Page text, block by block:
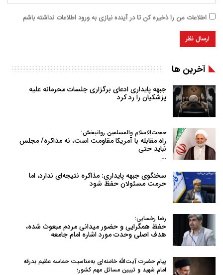
اطلاعات من را ذخیره کن تا در آینده نیازی به ورود اطلاعات نداشته باشم
آخرین ها
جبهه پایداری ادعای برگزاری جلسات محرمانه علیه
پزشکیان را رد کرد
حجت‌الاسلام والمسلمین روانبخش:
راه مقابله با آمریکا مقاومت است، نه مذاکره/ مجلس
نباید حتی
…
سخنگوی جبهه پایداری: مذاکره نتیجه‌ای ندارد، اما
حرمت مسئولان حفظ شود
رضا رخسایی:
حفظ همگرایی و حضور میدانی مردم مبعوث شده،
هدف اصلی وحدت مورد اشاره امام جامعه
پیام حضرت آیت‌الله خامنه‌ای به‌مناسبت حماسه عظیم بدرقه
امام شهید و تبیین مسائل مهم کشور؛